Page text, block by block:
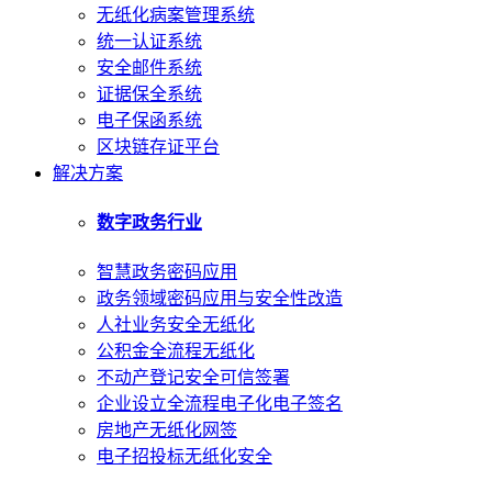
无纸化病案管理系统
统一认证系统
安全邮件系统
证据保全系统
电子保函系统
区块链存证平台
解决方案
数字政务行业
智慧政务密码应用
政务领域密码应用与安全性改造
人社业务安全无纸化
公积金全流程无纸化
不动产登记安全可信签署
企业设立全流程电子化电子签名
房地产无纸化网签
电子招投标无纸化安全